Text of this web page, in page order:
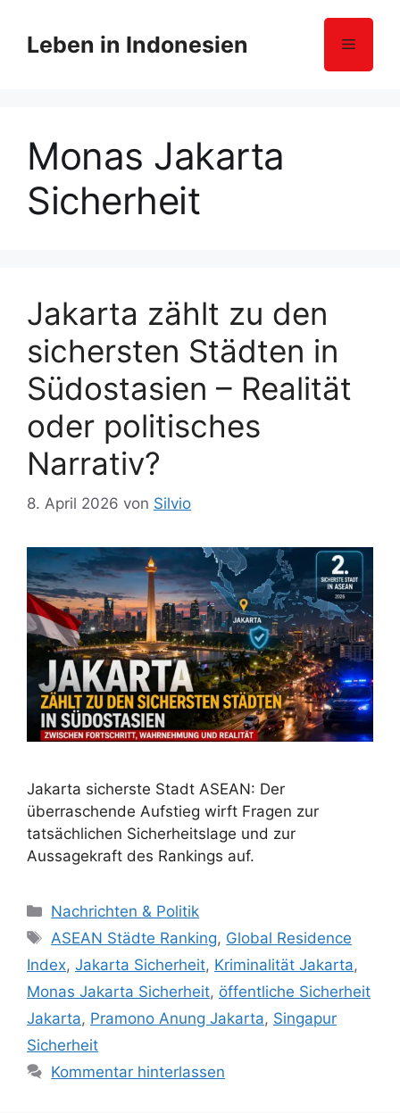
Leben in Indonesien Menü
Monas Jakarta
Sicherheit
Jakarta zählt zu den
sichersten Städten in
Südostasien – Realität
oder politisches
Narrativ?
8. April 2026 von Silvio
Jakarta sicherste Stadt ASEAN: Der
überraschende Aufstieg wirft Fragen zur
tatsächlichen Sicherheitslage und zur
Aussagekraft des Rankings auf.
K
a
e
g
o
r
i
Nachrichten & Politik
S
c
l
a
g
w
ASEAN Städte Ranking, Global Residence
Index, Jakarta Sicherheit, Kriminalität Jakarta,
Monas Jakarta Sicherheit, öffentliche Sicherheit
Jakarta, Pramono Anung Jakarta, Singapur
Sicherheit
Kommentar hinterlassen